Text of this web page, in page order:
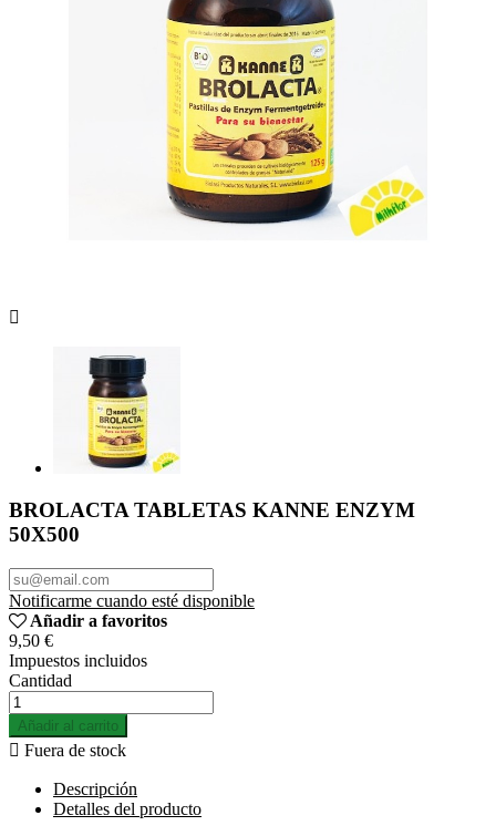

BROLACTA TABLETAS KANNE ENZYM
50X500
Notificarme cuando esté disponible
Añadir a favoritos
9,50 €
Impuestos incluidos
Cantidad
Añadir al carrito
 Fuera de stock
Descripción
Detalles del producto